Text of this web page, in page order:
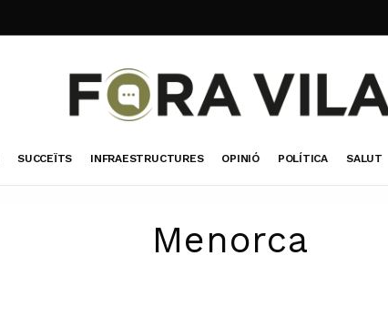
SUCCEÏTS INFRAESTRUCTURES OPINIÓ POLÍTICA SALUT
Menorca